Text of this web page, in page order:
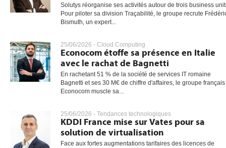
Solutys réorganise ses activités autour de trois business
Pour piloter sa division Traçabilité, le groupe recrute
Bismuth, un expert...
25/06/2026 - Cloud Computing
Econocom étoffe sa présence en Italie
avec le rachat de Bagnetti
En rachetant 51 % de la société de services IT romaine
Bagnetti et ses 30 M€ de chiffre d'affaires, le groupe français
Econocom muscle sa...
25/06/2026 - Tendances technologiques
KDDI France mise sur Vates pour sa
solution de virtualisation
Face aux fortes augmentations tarifaires des licences de